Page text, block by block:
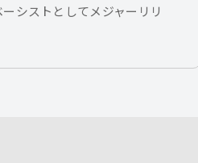
シストとしてメジャーリリ